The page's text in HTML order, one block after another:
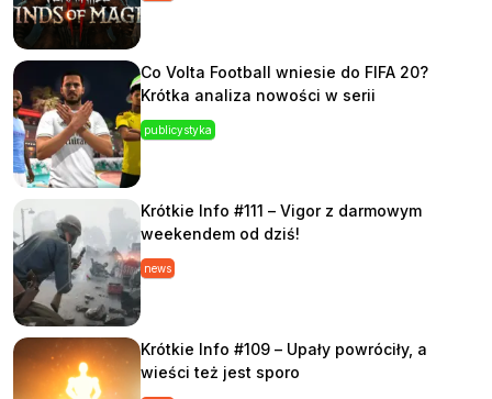
Co Volta Football wniesie do FIFA 20?
Krótka analiza nowości w serii
publicystyka
Krótkie Info #111 – Vigor z darmowym
weekendem od dziś!
news
Krótkie Info #109 – Upały powróciły, a
wieści też jest sporo